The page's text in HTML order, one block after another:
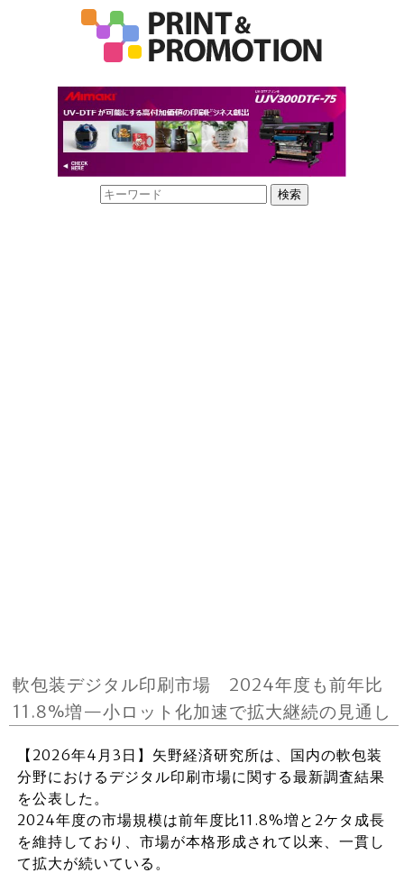
軟包装デジタル印刷市場 2024年度も前年比
11.8%増—小ロット化加速で拡大継続の見通し
【2026年4月3日】矢野経済研究所は、国内の軟包装
分野におけるデジタル印刷市場に関する最新調査結果
を公表した。
2024年度の市場規模は前年度比11.8%増と2ケタ成長
を維持しており、市場が本格形成されて以来、一貫し
て拡大が続いている。